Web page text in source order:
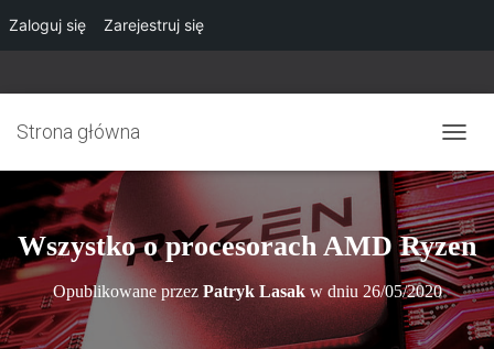
Zaloguj się Zarejestruj się
Strona główna
R
E
Ł
Ą
C
Z
N
Wszystko o procesorach AMD Ryzen
Opublikowane przez Patryk Lasakw dniu 26/05/2020